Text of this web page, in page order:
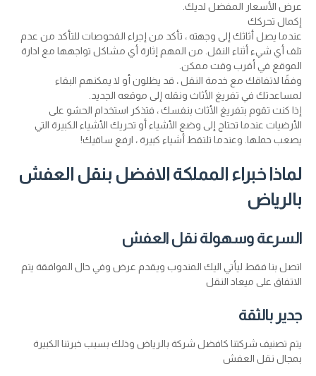
عرض الأسعار المفضل لديك.
إكمال تحركك
عندما يصل أثاثك إلى وجهته ، تأكد من إجراء الفحوصات للتأكد من عدم
تلف أي شيء أثناء النقل. من المهم إثارة أي مشاكل تواجهها مع ادارة
الموقع في أقرب وقت ممكن.
وفقًا لاتفاقك مع خدمة النقل ، قد يظلون أو لا يمكنهم البقاء
لمساعدتك في تفريغ الأثاث ونقله إلى موقعه الجديد.
إذا كنت تقوم بتفريغ الأثاث بنفسك ، فتذكر استخدام الحشو على
الأرضيات عندما تحتاج إلى وضع الأشياء أو تحريك الأشياء الكبيرة التي
يصعب حملها. وعندما تلتقط أشياء كبيرة ، ارفع ساقيك!
لماذا خبراء المملكة الافضل بنقل العفش
بالرياض
السرعة وسهولة نقل العفش
اتصل بنا فقط ليأتي اليك المندوب ويقدم عرض وفي حال الموافقة يتم
الاتفاق على ميعاد النقل
جدير بالثقة
يتم تصنيف شركتنا كافضل شركة بالرياض وذلك بسبب خبرتنا الكبيرة
بمجال نقل العفش